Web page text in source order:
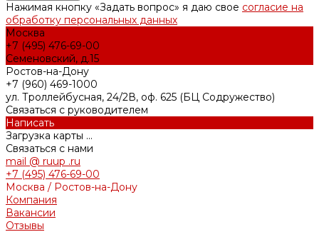
Нажимая кнопку «Задать вопрос» я даю свое согласие на
обработку персональных данных
Москва
+7 (495) 476-69-00
Семеновский, д.15
Ростов-на-Дону
+7 (960) 469-1000
ул. Троллейбусная, 24/2В, оф. 625 (БЦ Содружество)
Связаться с руководителем
Написать
Загрузка карты ...
Связаться с нами
mail @ ruup .ru
+7 (495) 476-69-00
Москва / Ростов-на-Дону
Компания
Вакансии
Отзывы